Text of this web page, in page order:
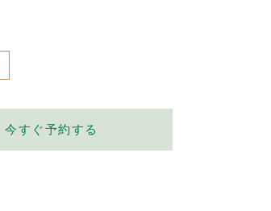
今すぐ予約する